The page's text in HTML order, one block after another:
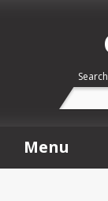
Menu